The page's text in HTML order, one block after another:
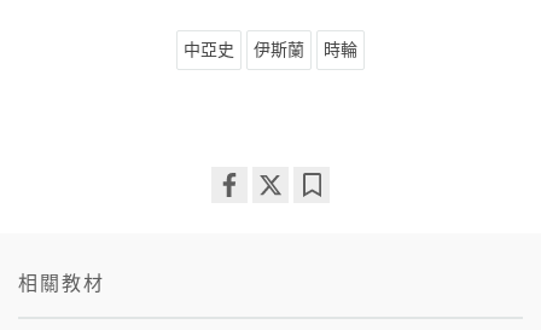
中亞史 伊斯蘭 時輪
相關教材